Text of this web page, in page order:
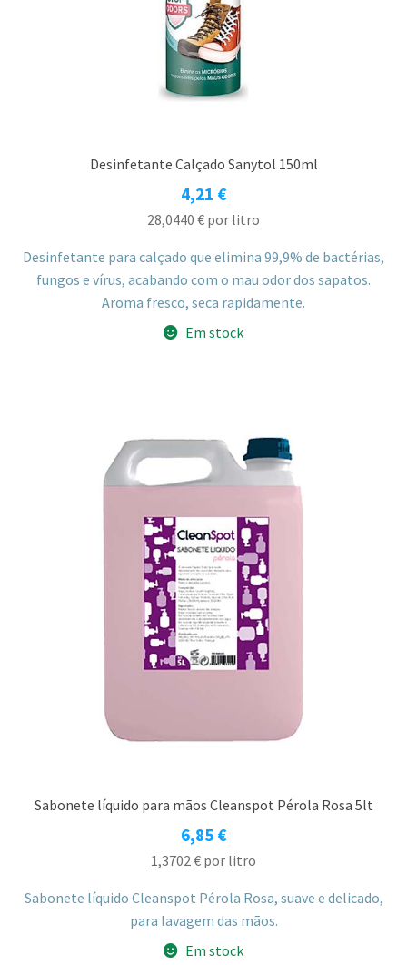
Desinfetante Calçado Sanytol 150ml
4,21 €
28,0440 € por litro
Desinfetante para calçado que elimina 99,9% de bactérias,
fungos e vírus, acabando com o mau odor dos sapatos.
Aroma fresco, seca rapidamente.
Em stock
Sabonete líquido para mãos Cleanspot Pérola Rosa 5lt
6,85 €
1,3702€ por litro
Sabonete líquido Cleanspot Pérola Rosa, suave e delicado,
para lavagem das mãos.
Em stock